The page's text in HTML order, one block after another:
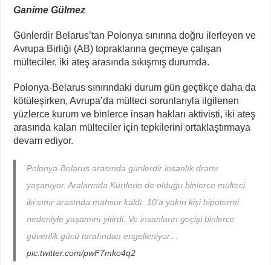
Ganime Gülmez
Günlerdir Belarus’tan Polonya sınırına doğru ilerleyen ve
Avrupa Birliği (AB) topraklarına geçmeye çalışan
mülteciler, iki ateş arasında sıkışmış durumda.
Polonya-Belarus sınırındaki durum gün geçtikçe daha da
kötüleşirken, Avrupa’da mülteci sorunlarıyla ilgilenen
yüzlerce kurum ve binlerce insan hakları aktivisti, iki ateş
arasında kalan mülteciler için tepkilerini ortaklaştırmaya
devam ediyor.
Polonya-Belarus arasında günlerdir insanlık dramı
yaşanıyor. Aralarında Kürtlerin de olduğu binlerce mülteci
iki sınır arasında mahsur kaldı. 10’a yakın kişi hipotermi
nedeniyle yaşamını yitirdi. Ve insanların geçişi binlerce
güvenlik gücü tarafından engelleniyor…
pic.twitter.com/pwF7mko4q2